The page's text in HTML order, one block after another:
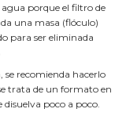
porque el filtro de
una masa (flóculo)
para ser eliminada
se recomienda hacerlo
trata de un formato en
disuelva poco a poco.